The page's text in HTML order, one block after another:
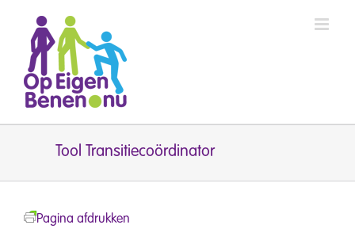
inhoud
Tool Transitiecoördinator
Pagina afdrukken